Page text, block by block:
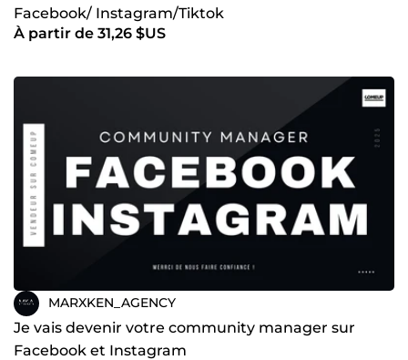
Facebook/ Instagram/Tiktok
À partir de 31,26 $US
MARXKEN_AGENCY
Je vais devenir votre community manager sur
Facebook et Instagram